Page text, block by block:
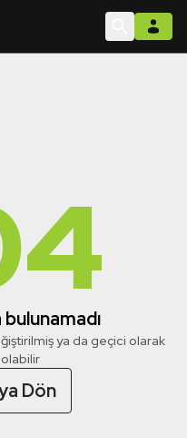
bulunamadı
ya da geçici olarak
olabilir
Dön